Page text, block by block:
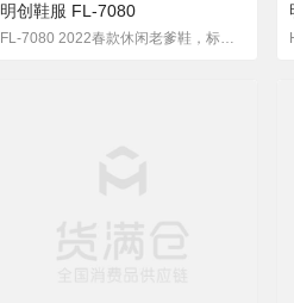
明创鞋服 FL-7080
FL-7080 2022春款休闲老爹鞋，标准码